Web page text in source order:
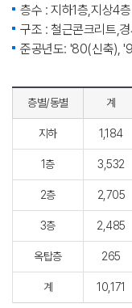
층수 : 지하1층,지상4층
구조 : 철근콘크리트,
준공년도: '80(신축),
층별/동별 계
지하 1,184
1층 3,532
2층 2,705
3층 2,485
옥탑층 265
계 10,171